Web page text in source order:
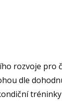
rozvoje pro
dle